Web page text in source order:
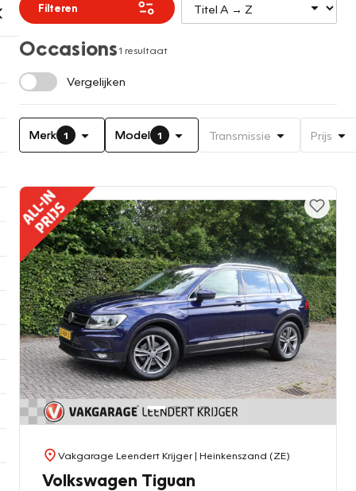
Filteren
Occasions1 resultaat
Vergelijken
Merk 1 Model 1 Transmissie Prijs
Vakgarage Leendert Krijger| Heinkenszand (ZE)
Volkswagen Tiguan